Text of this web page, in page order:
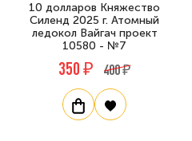
10 долларов Княжество
Силенд 2025 г. Атомный
ледокол Вайгач проект
10580 - №7
350 ₽ 400 ₽